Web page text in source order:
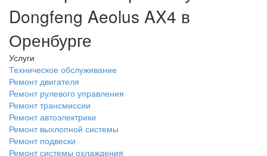
Dongfeng Aeolus AX4 в
Оренбурге
Услуги
Техническое обслуживание
Ремонт двигателя
Ремонт рулевого управления
Ремонт трансмиссии
Ремонт автоэлектрики
Ремонт выхлопной системы
Ремонт подвески
Ремонт системы охлаждения